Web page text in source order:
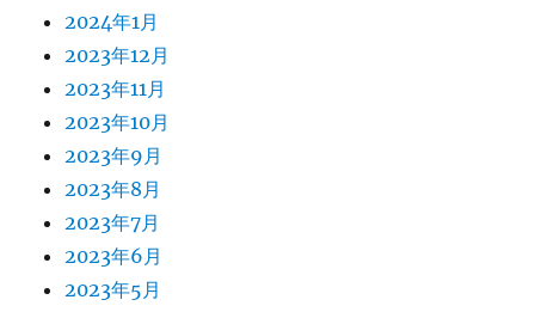
2024年1月
2023年12月
2023年11月
2023年10月
2023年9月
2023年8月
2023年7月
2023年6月
2023年5月